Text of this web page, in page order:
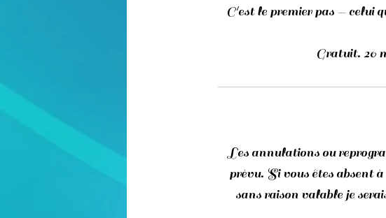
C'est le premier pas — celui
Gratuit. 20
Les annulations ou
prévu. Si vous êtes absent
sans raison valable je